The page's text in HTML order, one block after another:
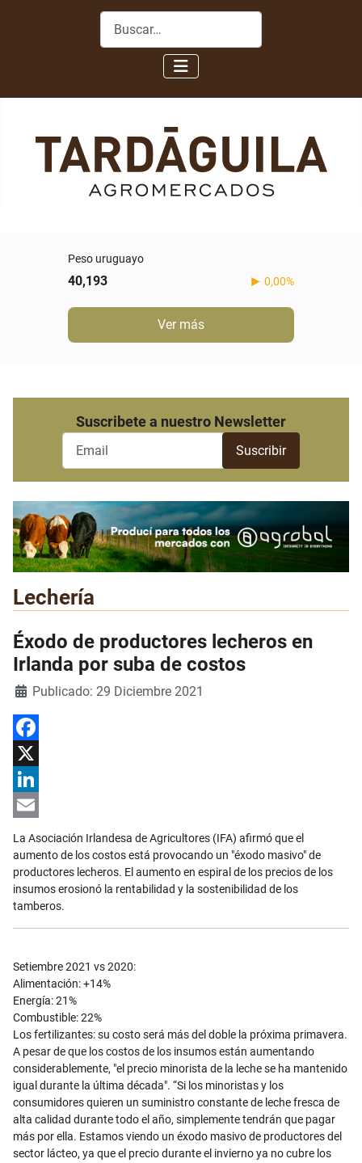
Buscar
Peso uruguayo
40,193 0,00%
Ver más
Suscribete a nuestro Newsletter
Lechería
Éxodo de productores lecheros en
Irlanda por suba de costos
DetallesPublicado: 29 Diciembre 2021
Facebook
X
LinkedIn
La Asociación Irlandesa de Agricultores (IFA) afirmó que el
aumento de los costos está provocando un "éxodo masivo" de
productores lecheros. El aumento en espiral de los precios de los
insumos erosionó la rentabilidad y la sostenibilidad de los
tamberos.
Setiembre 2021 vs 2020:
Alimentación: +14%
Energía: 21%
Combustible: 22%
Los fertilizantes: su costo será más del doble la próxima primavera.
A pesar de que los costos de los insumos están aumentando
considerablemente, "el precio minorista de la leche se ha mantenido
igual durante la última década". “Si los minoristas y los
consumidores quieren un suministro constante de leche fresca de
alta calidad durante todo el año, simplemente tendrán que pagar
más por ella. Estamos viendo un éxodo masivo de productores del
sector lácteo, ya que el precio durante el invierno ya no cubre los